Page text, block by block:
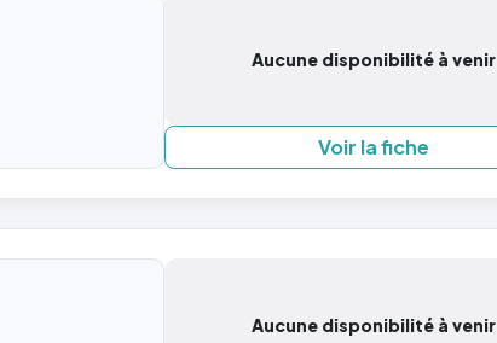
Aucune disponibilité à venir
Voir la fiche
Aucune disponibilité à venir